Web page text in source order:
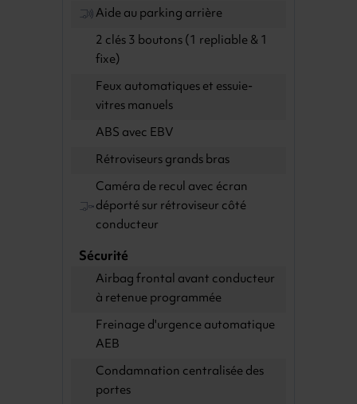
Aide au parking arrière
2 clés 3 boutons (1 repliable & 1
fixe)
Feux automatiques et essuie-
vitres manuels
ABS avec EBV
Rétroviseurs grands bras
Caméra de recul avec écran
déporté sur rétroviseur côté
conducteur
Sécurité
Airbag frontal avant conducteur
à retenue programmée
Freinage d'urgence automatique
AEB
Condamnation centralisée des
portes